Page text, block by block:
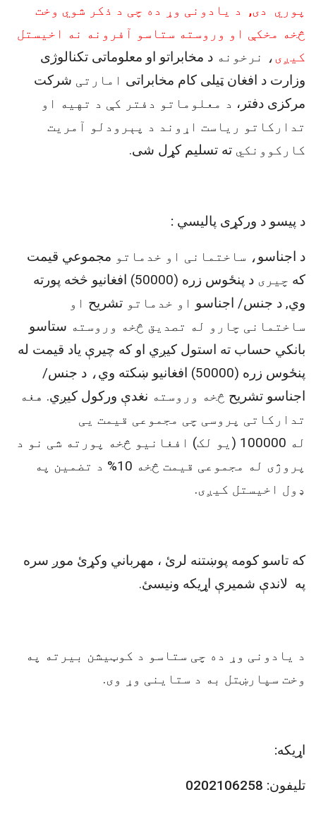
پوري دی,
د یادونی وړ ده چی د ذکر شوي وخت
څخه مخکې او وروسته ستاسو آفرونه نه اخیستل
کیږی ، نرخونه د مخابراتو او معلوماتی تکنالوژی
وزارت د افغان ټیلی کام مخابراتی امارتی شرکت
مرکزی دفتر، د معلوماتو دفتر کې د تهیه او
تدارکاتو ریاست اړوند د پېرودلو آمریت
کارکوونکي ته تسلیم کړل شی.
د پیسو د ورکړی پالیسي :
د اجناسو، ساختمانی او خدماتو مجموعي قيمت
که چیری
د پنځوس زره (50000) افغانیو څخه پورته
وي, د جنس/ اجناسو او خدماتو تشریح او
ساختمانی چارو له تصدیق څخه وروسته ستاسو
بانکي حساب ته استول کيږي او که چيرې یاد قیمت له
پنځوس زره (50000) افغانیو ښکته وي
، د جنس/
اجناسو تشریح څخه وروسته نغدې ورکول کيږي. هغه
تدارکاتی پروسی چی مجموعی قیمت یی
له 100000 (یو لک) افغانیو څخه پورته شی نو د
پروژی له مجموعی قیمت څخه 10
% د تضمین په
ډول اخیستل کیږی.
که تاسو کومه پوښتنه لرئ ، مهرباني وکړئ موږ سره
په لاندې شميرې اړیکه ونیسئ.
د یادونی وړ ده چی ستاسو د کوټیشن بیرته په
وخت سپارښتل به د ستاینی وړ وی.
اړیکه:
تلیفون: 0202106258